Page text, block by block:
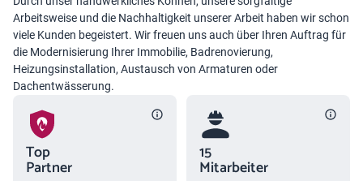
Arbeitsweise und die Nachhaltigkeit unserer Arbeit haben wir schon
viele Kunden begeistert. Wir freuen uns auch über Ihren Auftrag für
die Modernisierung Ihrer Immobilie, Badrenovierung,
Heizungsinstallation, Austausch von Armaturen oder
Dachentwässerung.
Top
Partner
15
Mitarbeiter